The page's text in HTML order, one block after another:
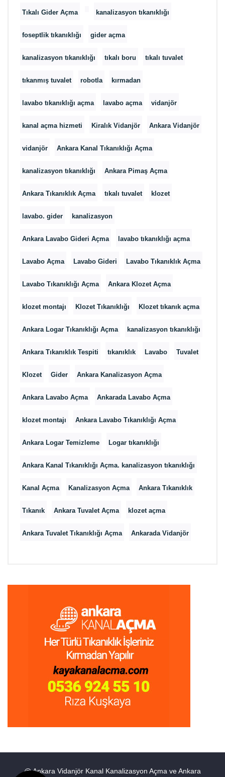
Tıkalı Gider Açma kanalizasyon tıkanıklığı
foseptlik tıkanıklığı gider açma
kanalizasyon tıkanıklığı tıkalı boru tıkalı tuvalet
tıkanmış tuvalet robotla kırmadan
lavabo tıkanıklığı açma lavabo açma vidanjör
kanal açma hizmeti Kiralık Vidanjör Ankara Vidanjör
vidanjör Ankara Kanal Tıkanıklığı Açma
kanalizasyon tıkanıklığı Ankara Pimaş Açma
Ankara Tıkanıklık Açma tıkalı tuvalet klozet
lavabo. gider kanalizasyon
Ankara Lavabo Gideri Açma lavabo tıkanıklığı açma
Lavabo Açma Lavabo Gideri Lavabo Tıkanıklık Açma
Lavabo Tıkanıklığı Açma Ankara Klozet Açma
klozet montajı Klozet Tıkanıklığı Klozet tıkanık açma
Ankara Logar Tıkanıklığı Açma kanalizasyon tıkanıklığı
Ankara Tıkanıklık Tespiti tıkanıklık Lavabo Tuvalet
Klozet Gider Ankara Kanalizasyon Açma
Ankara Lavabo Açma Ankarada Lavabo Açma
klozet montajı Ankara Lavabo Tıkanıklığı Açma
Ankara Logar Temizleme Logar tıkanıklığı
Ankara Kanal Tıkanıklığı Açma. kanalizasyon tıkanıklığı
Kanal Açma Kanalizasyon Açma Ankara Tıkanıklık
Tıkanık Ankara Tuvalet Açma klozet açma
Ankara Tuvalet Tıkanıklığı Açma Ankarada Vidanjör
@ Ankara Vidanjör Kanal Kanalizasyon Açma ve Ankara